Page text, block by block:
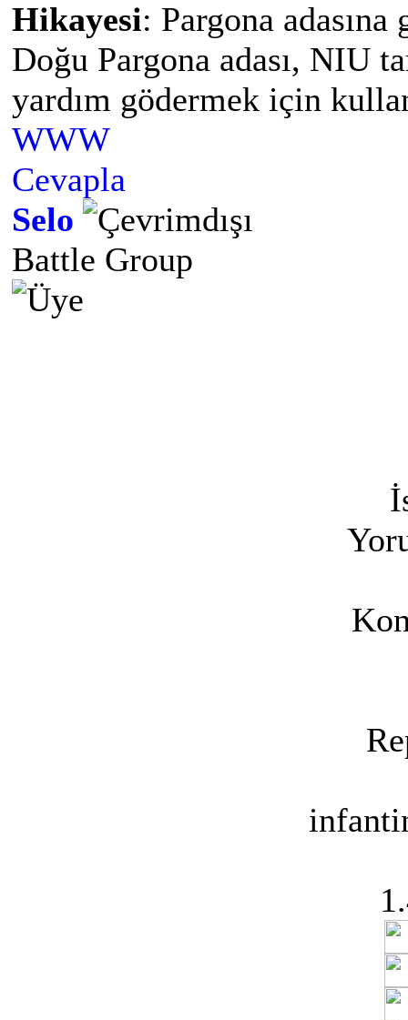
Hikayesi: Pargona
Doğu Pargona adası, NIU
yardım gödermek için
WWW
Cevapla
Selo
Battle Group